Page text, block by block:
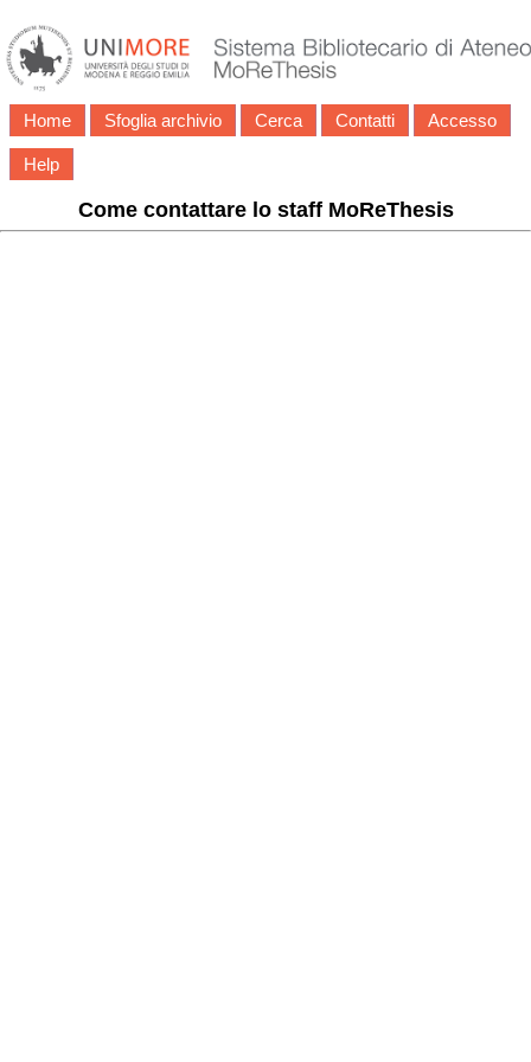
Home Sfoglia archivio Cerca Contatti Accesso
Help
Come contattare lo staff MoReThesis